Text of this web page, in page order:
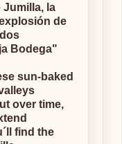
Jumilla, la
de
Bodega"
sun-baked
over time,
find the